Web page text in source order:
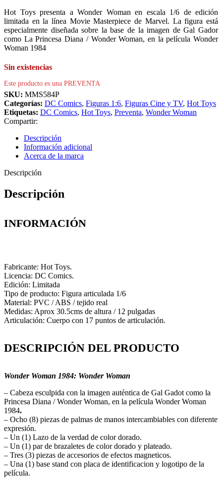
Hot Toys presenta a Wonder Woman en escala 1/6 de edición
limitada en la línea Movie Masterpiece de Marvel. La figura está
especialmente diseñada sobre la base de la imagen de Gal Gador
como La Princesa Diana / Wonder Woman, en la película Wonder
Woman 1984
Sin existencias
Este producto es una PREVENTA
SKU: MMS584P
Categorías: DC Comics, Figuras 1:6, Figuras Cine y TV, Hot Toys
Etiquetas: DC Comics, Hot Toys, Preventa, Wonder Woman
Compartir:
Descripción
Información adicional
Acerca de la marca
Descripción
Descripción
INFORMACIÓN
Fabricante: Hot Toys.
Licencia: DC Comics.
Edición: Limitada
Tipo de producto: Figura articulada 1/6
Material: PVC / ABS / tejido real
Medidas: Aprox 30.5cms de altura / 12 pulgadas
Articulación: Cuerpo con 17 puntos de articulación.
DESCRIPCIÓN DEL PRODUCTO
Wonder Woman 1984: Wonder Woman
– Cabeza esculpida con la imagen auténtica de Gal Gadot como la
Princesa Diana / Wonder Woman, en la película Wonder Woman
1984.
– Ocho (8) piezas de palmas de manos intercambiables con diferente
expresión.
– Un (1) Lazo de la verdad de color dorado.
– Un (1) par de brazaletes de color dorado y plateado.
– Tres (3) piezas de accesorios de efectos magneticos.
– Una (1) base stand con placa de identificacion y logotipo de la
película.